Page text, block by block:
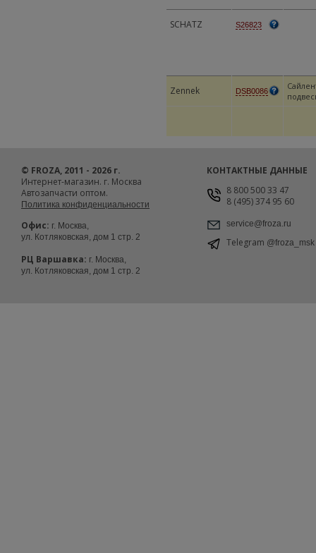
SCHATZ S26823
Zennek DSB0086
© FROZA, 2011 - 2026 г.
Интернет-магазин. г. Москва
Автозапчасти оптом.
Политика конфиденциальности
Офис: г. Москва,
ул. Котляковская, дом 1 стр. 2
РЦ Варшавка: г. Москва,
ул. Котляковская, дом 1 стр. 2
КОНТАКТНЫЕ ДАННЫЕ
8 800 500 33 47
8 (495) 374 95 60
service@froza.ru
Telegram @froza_msk